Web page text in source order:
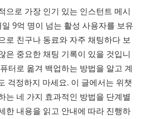
으로 가장 인기 있는 인스턴트 메시
9억 명이 넘는 활성 사용자를 보유
로 친구나 동료와 자주 채팅하다 보
은 중요한 채팅 기록이 있을 것입니
터로 옮겨 백업하는 방법을 알고 계
걱정하지 마세요. 이 글에서는 위챗
는 네 가지 효과적인 방법을 단계별
한 내용을 읽고 안내에 따라 진행하